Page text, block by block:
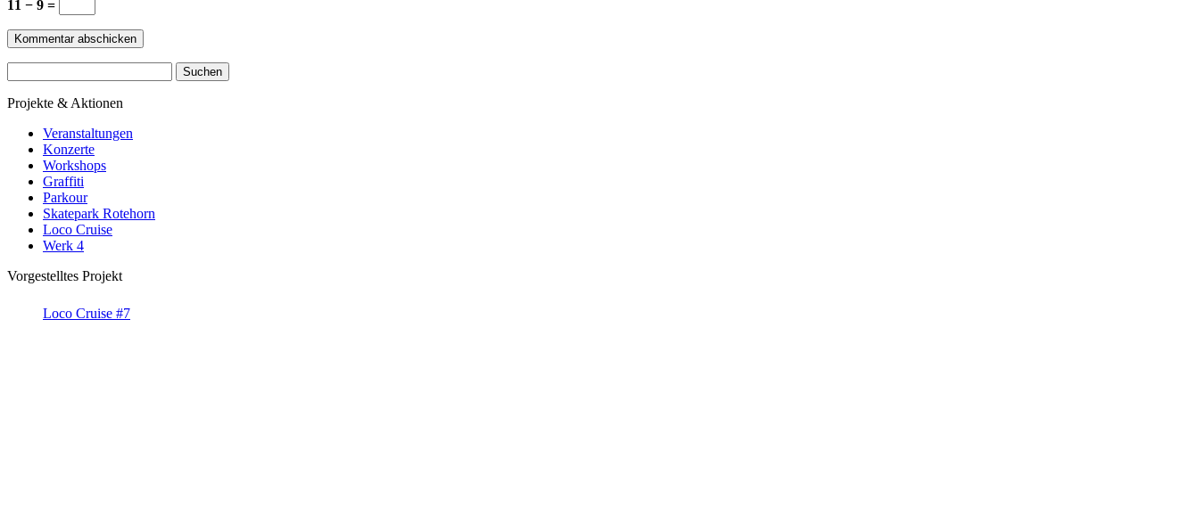
11 − 9 =
nach:
Projekte & Aktionen
Veranstaltungen
Konzerte
Workshops
Graffiti
Parkour
Skatepark Rotehorn
Loco Cruise
Werk 4
Vorgestelltes Projekt
Loco Cruise #7